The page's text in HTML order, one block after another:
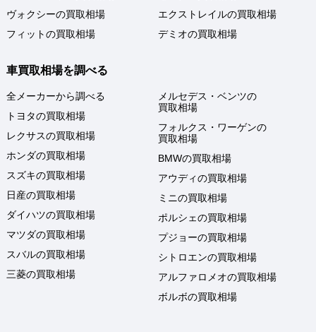
ヴォクシーの買取相場
フィットの買取相場
エクストレイルの買取相場
デミオの買取相場
車買取相場を調べる
全メーカーから調べる
トヨタの買取相場
レクサスの買取相場
ホンダの買取相場
スズキの買取相場
日産の買取相場
ダイハツの買取相場
マツダの買取相場
スバルの買取相場
三菱の買取相場
メルセデス・ベンツの
買取相場
フォルクス・ワーゲンの
買取相場
BMWの買取相場
アウディの買取相場
ミニの買取相場
ポルシェの買取相場
プジョーの買取相場
シトロエンの買取相場
アルファロメオの買取相場
ボルボの買取相場